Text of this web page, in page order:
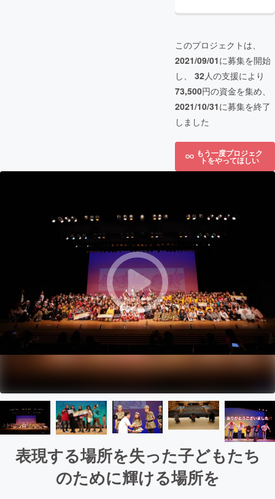
このプロジェクトは、
2021/09/01に募集を開始
し、 32人の支援により
73,500円の資金を集め、
2021/10/31に募集を終了
しました
もう一度プロジェク
トをやってほしい
表現する場所を失った子どもたち
のために輝ける場所を